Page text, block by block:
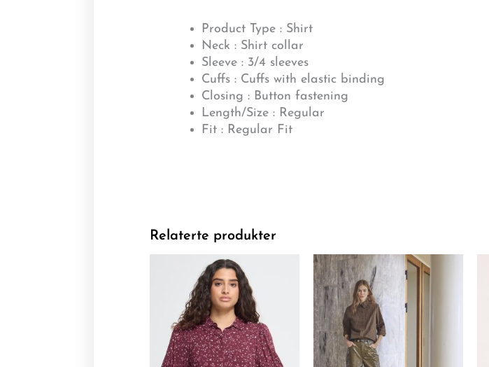
Product Type : Shirt
Neck : Shirt collar
Sleeve : 3/4 sleeves
Cuffs : Cuffs with elastic binding
Closing : Button fastening
Length/Size : Regular
Fit : Regular Fit
Relaterte produkter